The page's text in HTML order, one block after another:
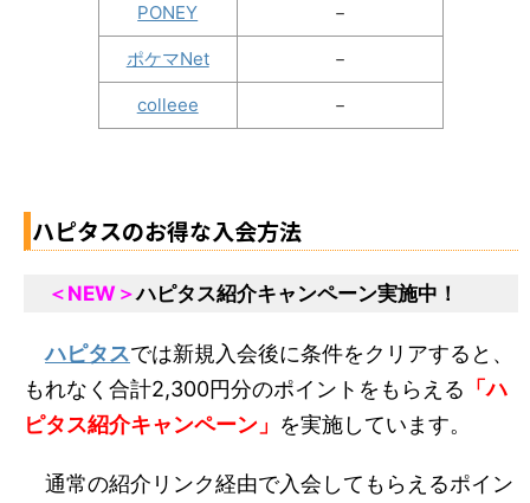
PONEY －
ポケマNet －
colleee －
ハピタスのお得な入会方法
＜NEW＞ハピタス紹介キャンペーン実施中！
ハピタスでは新規入会後に条件をクリアすると、
もれなく合計2,300円分のポイントをもらえる 「ハ
ピタス紹介キャンペーン」 を実施しています。
通常の紹介リンク経由で入会してもらえるポイン